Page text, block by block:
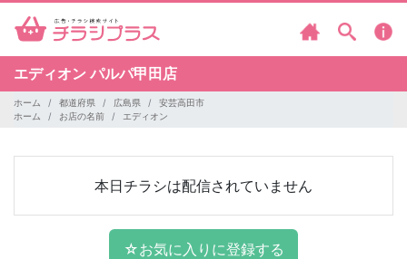
エディオン パルパ甲田店
ホーム 都道府県 広島県
安芸高田市
ホーム
お店の名前 エディオン
本日チラシは配信されていません